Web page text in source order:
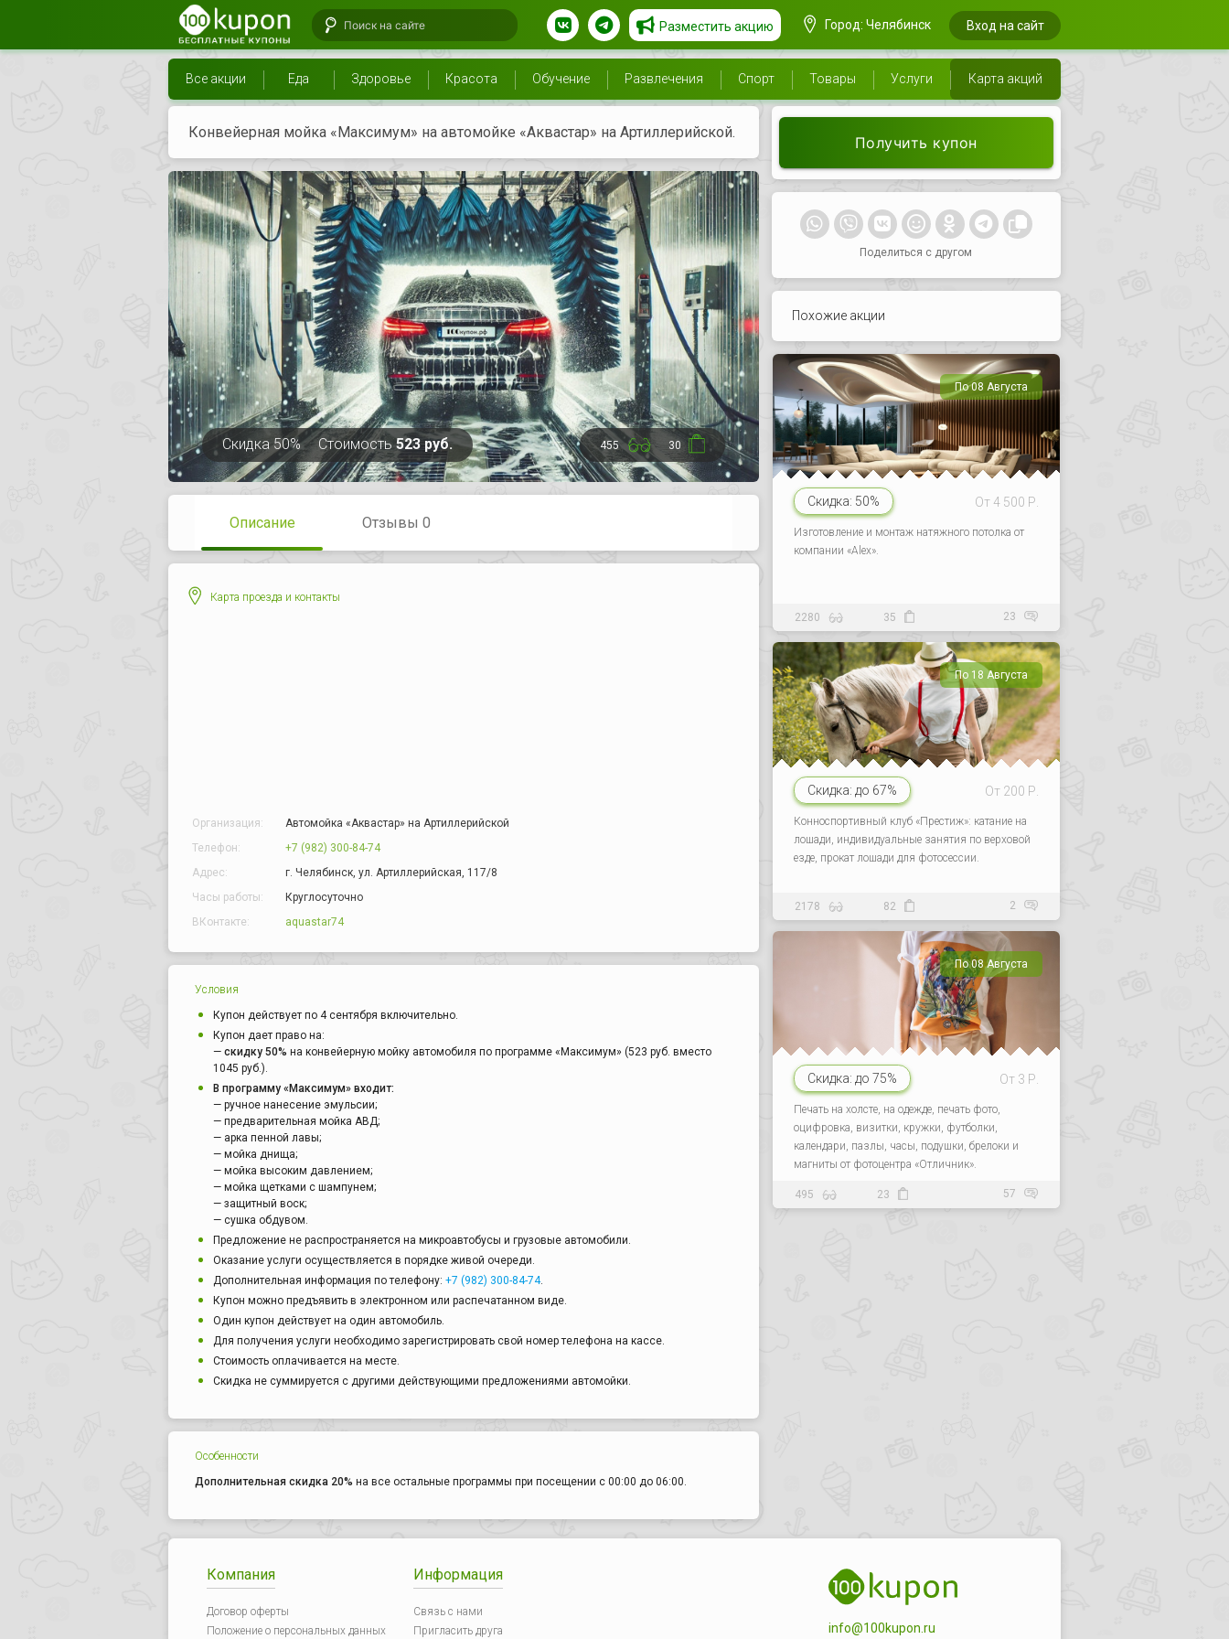
Разместить акцию Город: Челябинск Вход на сайт
Все акции Еда Здоровье Красота Обучение Развлечения Спорт Товары Услуги Карта акций
Конвейерная мойка «Максимум» на автомойке «Аквастар» на Артиллерийской.
Скидка50% Стоимость523 руб. 455 30
Описание Отзывы 0
Карта проезда и контакты
Организация:
Автомойка «Аквастар» на Артиллерийской
Телефон:
+7 (982) 300-84-74
Адрес:
г. Челябинск, ул. Артиллерийская, 117/8
Часы работы:
Круглосуточно
ВКонтакте:
aquastar74
Условия
Купон действует по 4 сентября включительно.
Купон дает право на:
— скидку 50% на конвейерную мойку автомобиля по программе «Максимум» (523 руб. вместо
1045 руб.).
В программу «Максимум» входит:
— ручное нанесение эмульсии;
— предварительная мойка АВД;
— арка пенной лавы;
— мойка днища;
— мойка высоким давлением;
— мойка щетками с шампунем;
— защитный воск;
— сушка обдувом.
Предложение не распространяется на микроавтобусы и грузовые автомобили.
Оказание услуги осуществляется в порядке живой очереди.
Дополнительная информация по телефону: +7 (982) 300-84-74.
Купон можно предъявить в электронном или распечатанном виде.
Один купон действует на один автомобиль.
Для получения услуги необходимо зарегистрировать свой номер телефона на кассе.
Стоимость оплачивается на месте.
Скидка не суммируется с другими действующими предложениями автомойки.
Особенности
Дополнительная скидка 20% на все остальные программы при посещении с 00:00 до 06:00.
Получить купон
Поделиться с другом
Похожие акции
По 08 Августа
Скидка: 50% От 4 500 Р.
Изготовление и монтаж натяжного потолка от
компании «Alex».
2280 35 23
По 18 Августа
Скидка: до 67% От 200 Р.
Конноспортивный клуб «Престиж»: катание на
лошади, индивидуальные занятия по верховой
езде, прокат лошади для фотосессии.
2178 82 2
По 08 Августа
Скидка: до 75% От 3 Р.
Печать на холсте, на одежде, печать фото,
оцифровка, визитки, кружки, футболки,
календари, пазлы, часы, подушки, брелоки и
магниты от фотоцентра «Отличник».
495 23 57
Компания
Договор оферты
Положение о персональных данных
Информация
Связь с нами
Пригласить друга
info@100kupon.ru